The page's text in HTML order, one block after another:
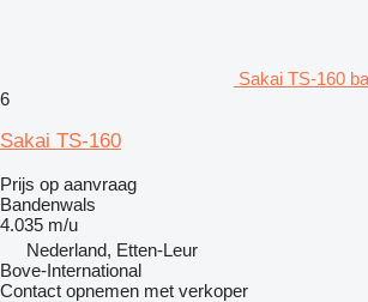
Sakai TS-160
6
Sakai TS-160
Prijs op aanvraag
Bandenwals
4.035 m/u
Nederland, Etten-Leur
Bove-International
Contact opnemen met verkoper